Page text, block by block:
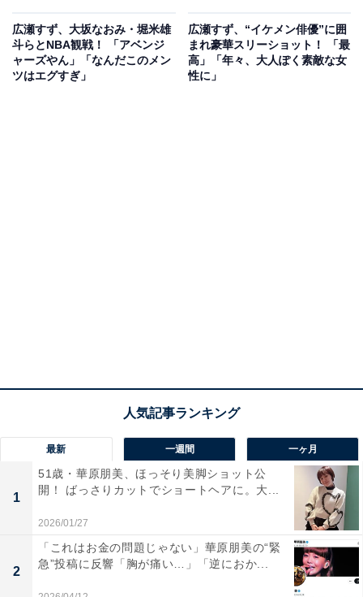
広瀬すず、大坂なおみ・堀米雄
斗らとNBA観戦！ 「アベンジ
ャーズやん」「なんだこのメン
ツはエグすぎ」
広瀬すず、“イケメン俳優”に囲
まれ豪華スリーショット！ 「最
高」「年々、大人ぽく素敵な女
性に」
最新 一週間 一ヶ月
1
51歳・華原朋美、ほっそり美脚ショット公
開！ ばっさりカットでショートヘアに。大...
2026/01/27
2
「これはお金の問題じゃない」華原朋美の“緊
急”投稿に反響「胸が痛い…」「逆におか...